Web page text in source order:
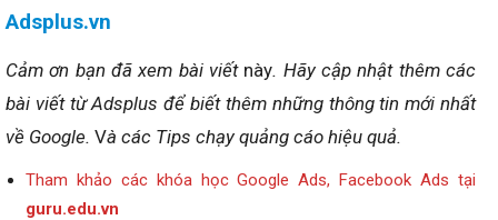
Adsplus.vn
Cảm ơn bạn đã xem bài viết này. Hãy cập nhật thêm các
bài viết từ Adsplus để biết thêm những thông tin mới nhất
về Google. Và các Tips chạy quảng cáo hiệu quả.
Tham khảo các khóa học Google Ads, Facebook Ads tại
guru.edu.vn